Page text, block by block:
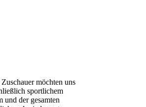
möchten uns
sportlichem
und der gesamten